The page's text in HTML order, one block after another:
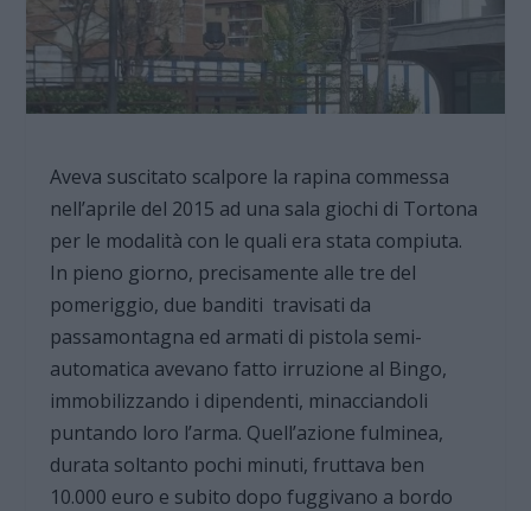
Aveva suscitato scalpore la rapina commessa
nell’aprile del 2015 ad una sala giochi di Tortona
per le modalità con le quali era stata compiuta.
In pieno giorno, precisamente alle tre del
pomeriggio, due banditi travisati da
passamontagna ed armati di pistola semi-
automatica avevano fatto irruzione al Bingo,
immobilizzando i dipendenti, minacciandoli
puntando loro l’arma. Quell’azione fulminea,
durata soltanto pochi minuti, fruttava ben
10.000 euro e subito dopo fuggivano a bordo